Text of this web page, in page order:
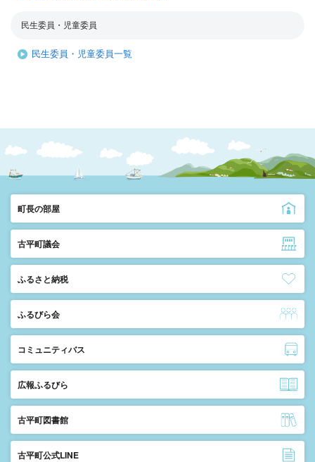
民生委員・児童委員
民生委員・児童委員一覧
町長の部屋
古平町議会
ふるさと納税
ふるびら会
コミュニティバス
広報ふるびら
古平町図書館
古平町公式LINE